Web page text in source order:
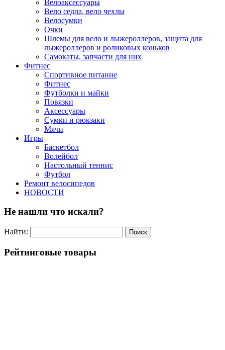
Велоаксессуары
Вело седла, вело чехлы
Велосумки
Очки
Шлемы для вело и лыжероллеров, защита для
лыжероллеров и роликовых коньков
Самокаты, запчасти для них
Фитнес
Спортивное питание
Фитнес
Футболки и майки
Повязки
Аксессуары
Сумки и рюкзаки
Мячи
Игры
Баскетбол
Волейбол
Настольный теннис
Футбол
Ремонт велосипедов
НОВОСТИ
Не нашли что искали?
Найти:
Рейтинговые товары